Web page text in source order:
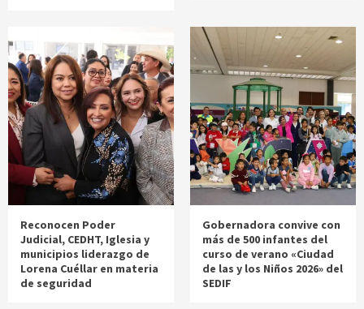
Reconocen Poder
Judicial, CEDHT, Iglesia y
municipios liderazgo de
Lorena Cuéllar en materia
de seguridad
Gobernadora convive con
más de 500 infantes del
curso de verano «Ciudad
de las y los Niños 2026» del
SEDIF